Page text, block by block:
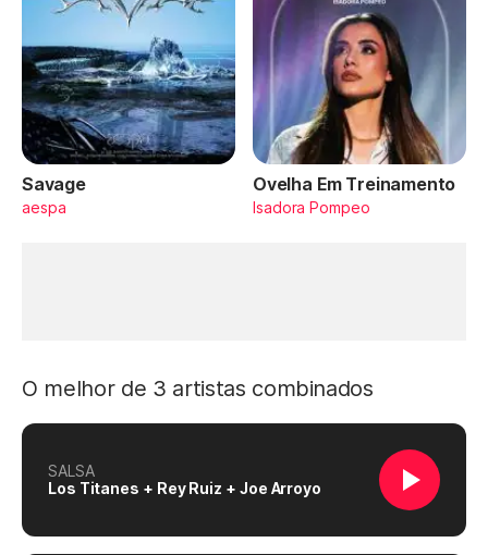
Savage
aespa
Ovelha Em Treinamento
Isadora Pompeo
O melhor de 3 artistas combinados
SALSA
Los Titanes + Rey Ruiz + Joe Arroyo